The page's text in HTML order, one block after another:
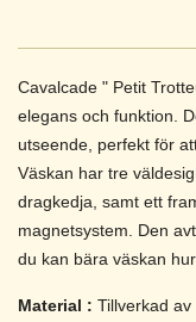
Cavalcade " Petit
elegans och funktion.
utseende, perfekt för
Väskan har tre
dragkedja, samt ett
magnetsystem. Den
du kan bära väskan
Material : Tillverkad av